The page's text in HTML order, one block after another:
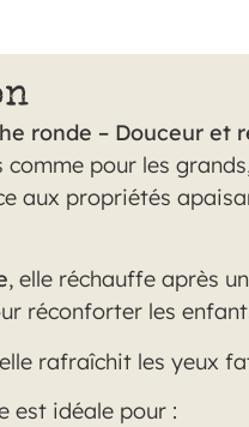
ronde – Douceur et
pour les
aux propriétés
, elle réchauffe après
réconforter les
rafraîchit les yeux
est idéale pour :